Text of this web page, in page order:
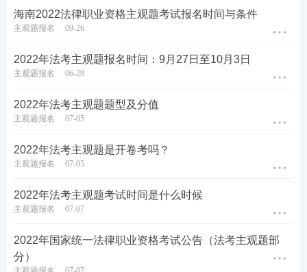
海南2022法律职业资格主观题考试报名时间与条件
主观题报名 09-26
2022年法考主观题报名时间：9月27日至10月3日
主观题报名 06-29
2022年法考主观题题型及分值
主观题报名 07-05
2022年法考主观题是开卷考吗？
主观题报名 07-05
2022年法考主观题考试时间是什么时候
主观题报名 07-07
2022年国家统一法律职业资格考试公告（法考主观题部
分）